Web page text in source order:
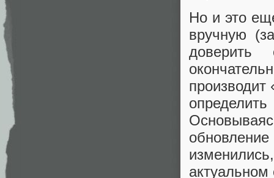
Но и это
вручную
производит
актуальном